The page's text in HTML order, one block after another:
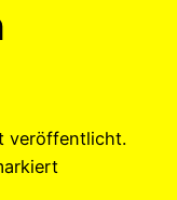
veröffentlicht.